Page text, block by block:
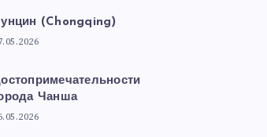
(Chongqing)
Чанша